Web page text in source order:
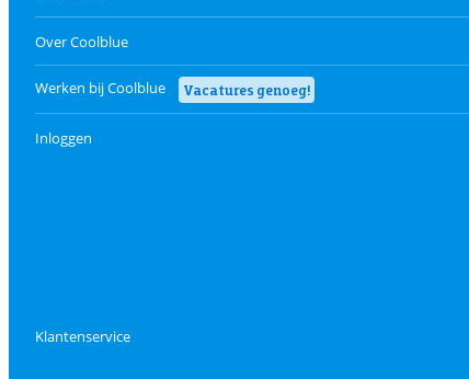
Over Coolblue
Werken bij Coolblue Vacatures genoeg!
Inloggen
Klantenservice